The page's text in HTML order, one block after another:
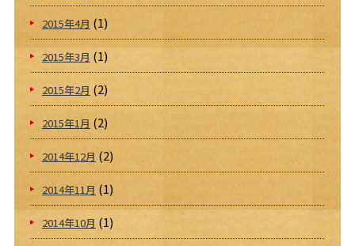
2015年4月 (1)
2015年3月(1)
2015年2月 (2)
2015年1月(2)
2014年12月(2)
2014年11月(1)
2014年10月 (1)